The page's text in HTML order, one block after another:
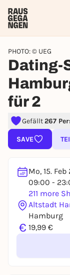
PHOTO: © UEG
Dating-
für 2
Gefällt267
SAVE
Mo, 15.
09:00 -
211 more
Altstadt
Hamburg
€ 19,99 €
Sign
To like
lotteries,
You